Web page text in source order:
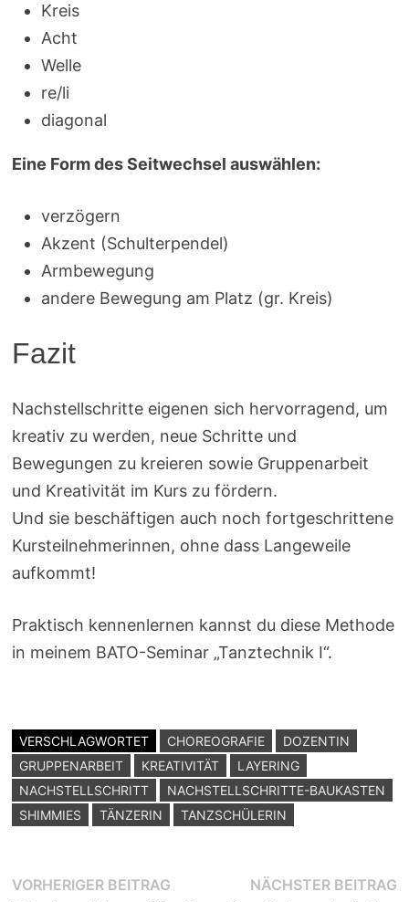
Kreis
Acht
Welle
re/li
diagonal
Eine Form des Seitwechsel auswählen:
verzögern
Akzent (Schulterpendel)
Armbewegung
andere Bewegung am Platz (gr. Kreis)
Fazit
Nachstellschritte eigenen sich hervorragend, um
kreativ zu werden, neue Schritte und
Bewegungen zu kreieren sowie Gruppenarbeit
und Kreativität im Kurs zu fördern.
Und sie beschäftigen auch noch fortgeschrittene
Kursteilnehmerinnen, ohne dass Langeweile
aufkommt!
Praktisch kennenlernen kannst du diese Methode
in meinem BATO-Seminar „Tanztechnik I“.
VERSCHLAGWORTET CHOREOGRAFIE
DOZENTIN
GRUPPENARBEIT
KREATIVITÄT
LAYERING
NACHSTELLSCHRITT
NACHSTELLSCHRITTE-BAUKASTEN
SHIMMIES
TÄNZERIN TANZSCHÜLERIN
Beitragsnavigation
VORHERIGER BEITRAGVorheriger NÄCHSTER BEITRAG